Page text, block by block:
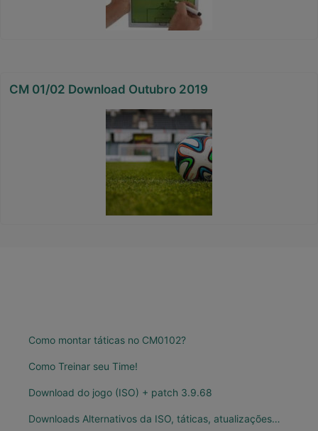
CM 01/02 Download Outubro 2019
Como montar táticas no CM0102?
Como Treinar seu Time!
Download do jogo (ISO) + patch 3.9.68
Downloads Alternativos da ISO, táticas, atualizações…